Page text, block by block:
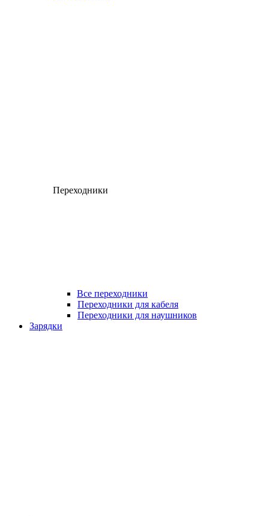
Переходники
Все переходники
Переходники для кабеля
Переходники для наушников
Зарядки